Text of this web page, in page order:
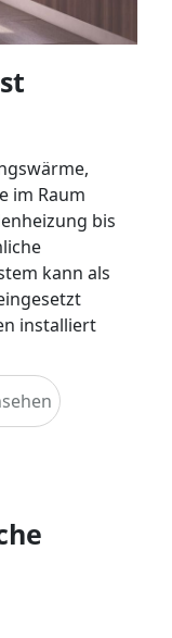
im Raum
bis
kann als
installiert